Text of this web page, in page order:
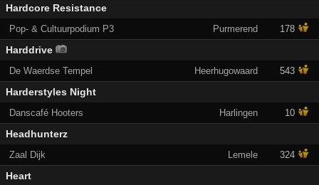
Hardcore Resistance
Pop- & Cultuurpodium P3 Purmerend 178
Harddrive
De Waerdse Tempel Heerhugowaard 543
Harderstyles Night
Danscafé Hooters Harlingen 10
Headhunterz
Zaal Dijk Lemele 324
Heart